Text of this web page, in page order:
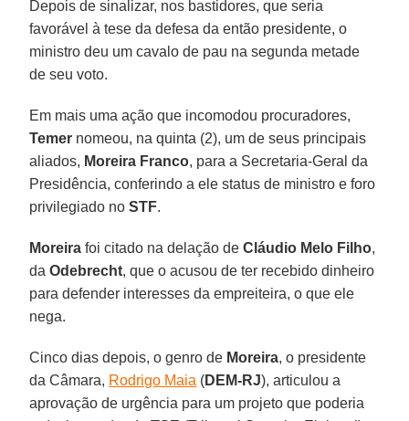
Depois de sinalizar, nos bastidores, que seria
favorável à tese da defesa da então presidente, o
ministro deu um cavalo de pau na segunda metade
de seu voto.
Em mais uma ação que incomodou procuradores,
Temer nomeou, na quinta (2), um de seus principais
aliados, Moreira Franco, para a Secretaria-Geral da
Presidência, conferindo a ele status de ministro e foro
privilegiado noSTF.
Moreira foi citado na delação deCláudio Melo Filho,
daOdebrecht, que o acusou de ter recebido dinheiro
para defender interesses da empreiteira, o que ele
nega.
Cinco dias depois, o genro de Moreira, o presidente
da Câmara, Rodrigo Maia (DEM-RJ), articulou a
aprovação de urgência para um projeto que poderia